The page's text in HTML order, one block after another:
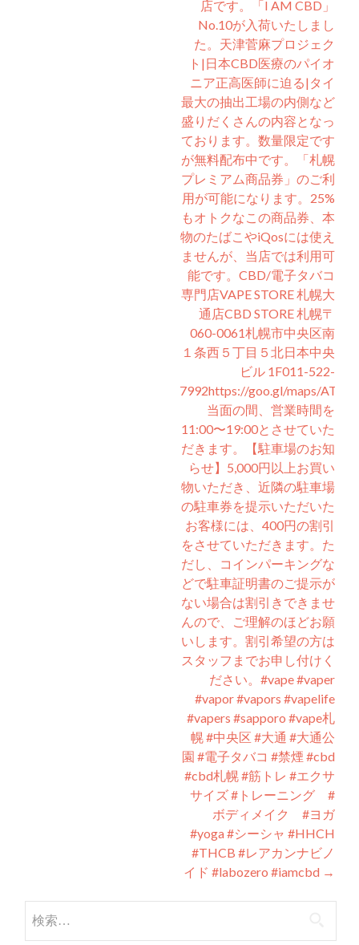
店です。⁡「I AM CBD」
No.10が入荷いたしまし
た。天津菅麻プロジェク
ト|日本CBD医療のパイオ
ニア正高医師に迫る|タイ
最大の抽出工場の内側など
盛りだくさんの内容となっ
ております。数量限定です
が無料配布中です。⁡「札幌
プレミアム商品券」のご利
用が可能になります。25%
もオトクなこの商品券、本
物のたばこやiQosには使え
ませんが、当店では利用可
能です。⁡CBD/電子タバコ
専門店VAPE STORE 札幌大
通店CBD STORE 札幌〒
060-0061札幌市中央区南
１条西５丁目５北日本中央
ビル 1F011-522-
7992https://goo.gl/maps/
当面の間、営業時間を
11:00〜19:00とさせていた
だきます。⁡【駐車場のお知
らせ】⁡5,000円以上お買い
物いただき、近隣の駐車場
の駐車券を提示いただいた
お客様には、400円の割引
をさせていただきます。た
だし、コインパーキングな
どで駐車証明書のご提示が
ない場合は割引きできませ
んので、ご理解のほどお願
いします。割引希望の方は
スタッフまでお申し付けく
ださい。⁡#vape #vaper
#vapor #vapors #vapelife
#vapers #sapporo #vape札
幌 #中央区 #大通 #大通公
園 #電子タバコ #禁煙 #cbd
#cbd札幌 #筋トレ #エクサ
サイズ #トレーニング #
ボディメイク #ヨガ
#yoga #シーシャ #HHCH
#THCB #レアカンナビノ
イド #labozero #iamcbd →
索: